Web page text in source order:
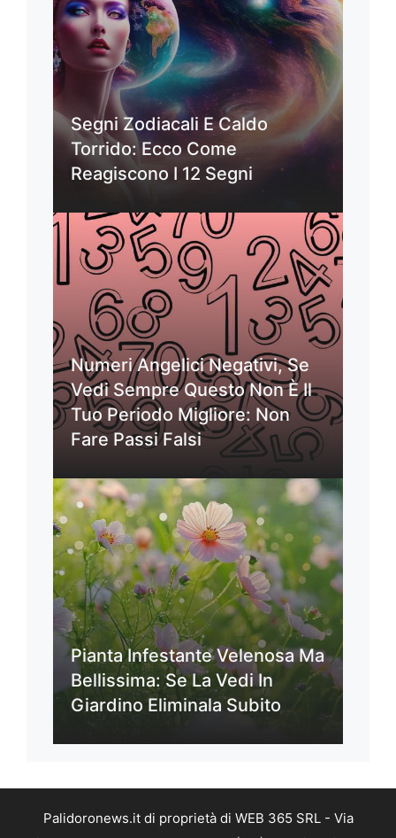
Segni Zodiacali E Caldo
Torrido: Ecco Come
Reagiscono I 12 Segni
Numeri Angelici Negativi, Se
Vedi Sempre Questo Non È Il
Tuo Periodo Migliore: Non
Fare Passi Falsi
Pianta Infestante Velenosa Ma
Bellissima: Se La Vedi In
Giardino Eliminala Subito
Palidoronews.it di proprietà di WEB 365 SRL - Via